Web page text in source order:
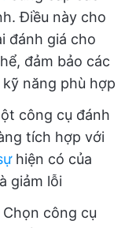
Điều này cho
đánh giá cho
đảm bảo các
năng phù hợp
công cụ đánh
tích hợp với
hiện có của
giảm lỗi
Chọn công cụ